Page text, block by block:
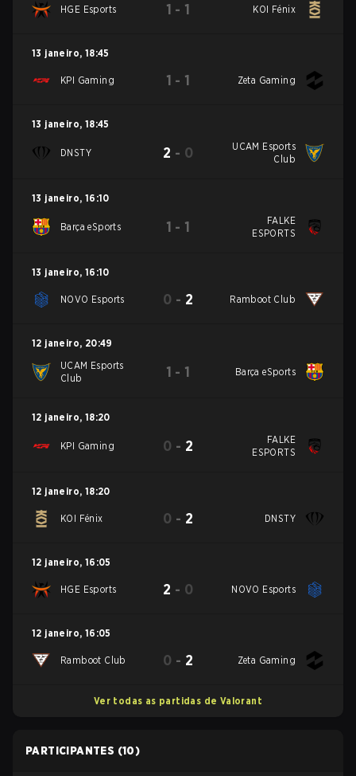
HGE Esports 1 - 1 KOI Fénix
13 janeiro, 18:45
KPI Gaming 1 - 1 Zeta Gaming
13 janeiro, 18:45
DNSTY 2 - 0
UCAM Esports
Club
13 janeiro, 16:10
Barça eSports 1 - 1
FALKE
ESPORTS
13 janeiro, 16:10
NOVO Esports 0 - 2 Ramboot Club
12 janeiro, 20:49
UCAM Esports
Club
1 - 1 Barça eSports
12 janeiro, 18:20
KPI Gaming 0 - 2
FALKE
ESPORTS
12 janeiro, 18:20
KOI Fénix 0 - 2 DNSTY
12 janeiro, 16:05
HGE Esports 2 - 0 NOVO Esports
12 janeiro, 16:05
Ramboot Club 0 - 2 Zeta Gaming
Ver todas as partidas de Valorant
PARTICIPANTES (10)